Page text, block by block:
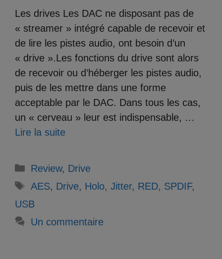
Les drives Les DAC ne disposant pas de
« streamer » intégré capable de recevoir et
de lire les pistes audio, ont besoin d’un
« drive ».Les fonctions du drive sont alors
de recevoir ou d’héberger les pistes audio,
puis de les mettre dans une forme
acceptable par le DAC. Dans tous les cas,
un « cerveau » leur est indispensable, …
Lire la suite
Catégories
Review, Drive
Étiquettes
AES, Drive, Holo, Jitter, RED, SPDIF,
USB
Un commentaire